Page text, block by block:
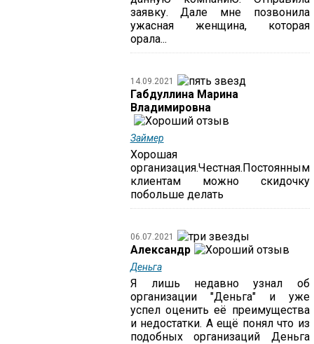
заявку. Дале мне позвонила
ужасная женщина, которая
орала...
14.09.2021
Габдуллина Марина
Владимировна
Займер
Хорошая
организация.Честная.Постоянным
клиентам можно скидочку
побольше делать
06.07.2021
Александр
Деньга
Я лишь недавно узнал об
организации "Деньга" и уже
успел оценить её преимущества
и недостатки. А ещё понял что из
подобных организаций Деньга